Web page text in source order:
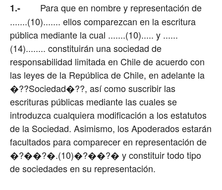
1.- Para que en nombre y representación de
.......(10)....... ellos comparezcan en la escritura
pública mediante la cual .......(10)..... y ......
(14)........ constituirán una sociedad de
responsabilidad limitada en Chile de acuerdo con
las leyes de la República de Chile, en adelante la
�??Sociedad�??, así como suscribir las
escrituras públicas mediante las cuales se
introduzca cualquiera modificación a los estatutos
de la Sociedad. Asimismo, los Apoderados estarán
facultados para comparecer en representación de
�?��?�.(10)�?��?� y constituir todo tipo
de sociedades en su representación.